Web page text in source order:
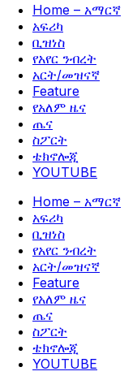
Home – አማርኛ
አፍሪካ
ቢዝነስ
የአየር ንብረት
አርት/መዝናኛ
Feature
የአለም ዜና
ጤና
ስፖርት
ቴክኖሎጂ
YOUTUBE
Home – አማርኛ
አፍሪካ
ቢዝነስ
የአየር ንብረት
አርት/መዝናኛ
Feature
የአለም ዜና
ጤና
ስፖርት
ቴክኖሎጂ
YOUTUBE